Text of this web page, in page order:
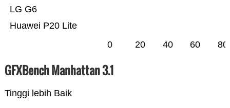
Huawei P20 Lite
LG G6
0 20 40 60 80
GFXBench Manhattan 3.1
Tinggi lebih Baik